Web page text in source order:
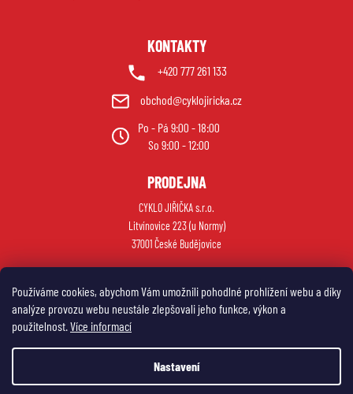
Používáme cookies, abychom Vám umožnili pohodlné prohlížení webu a díky
analýze provozu webu neustále zlepšovali jeho funkce, výkon a
použitelnost.Více informací
Nastavení
KONTAKTY
+420 777 261 133
obchod@cyklojiricka.cz
Po - Pá 9:00 - 18:00
So 9:00 - 12:00
PRODEJNA
CYKLO JIŘIČKA s.r.o.
Litvínovice 223 (u Normy)
37001 České Budějovice